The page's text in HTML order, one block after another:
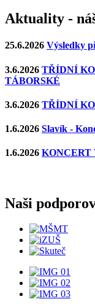
Aktuality -
25.6.2026 Výsledky
3.6.2026 TŘÍDNÍ
TÁBORSKÉ
3.6.2026 TŘÍDNÍ
1.6.2026 Slavík -
1.6.2026 KONCERT
Naši